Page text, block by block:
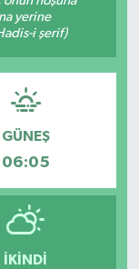
yerine
i şerif)
GÜNEŞ
06:05
İKINDI